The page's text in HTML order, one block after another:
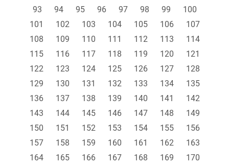
93
94 95 96 97 98 99
100
101
102 103 104 105 106
107
108
109 110 111 112 113
114
115
116 117 118 119 120
121
122
123 124 125 126 127
128
129
130 131 132 133 134
135
136
137 138 139 140 141
142
143
144 145 146 147 148
149
150
151 152 153 154 155
156
157
158 159 160 161 162
163
164
165 166 167 168 169
170